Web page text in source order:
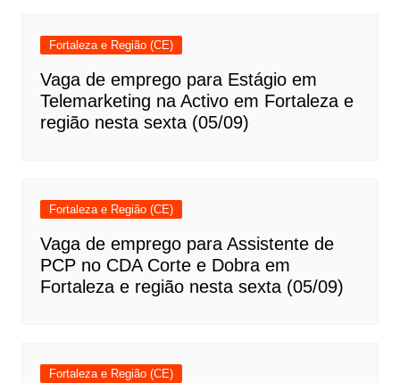
Fortaleza e Região (CE)
Vaga de emprego para Estágio em
Telemarketing na Activo em Fortaleza e
região nesta sexta (05/09)
Fortaleza e Região (CE)
Vaga de emprego para Assistente de
PCP no CDA Corte e Dobra em
Fortaleza e região nesta sexta (05/09)
Fortaleza e Região (CE)